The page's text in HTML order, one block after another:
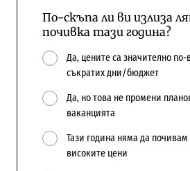
По-скъпа ли ви излиза
почивка тази година?
Да, цените са значително по-
съкратих дни/бюджет
Да, но това не промени
ваканцията
Тази година няма да почивам
високите цени